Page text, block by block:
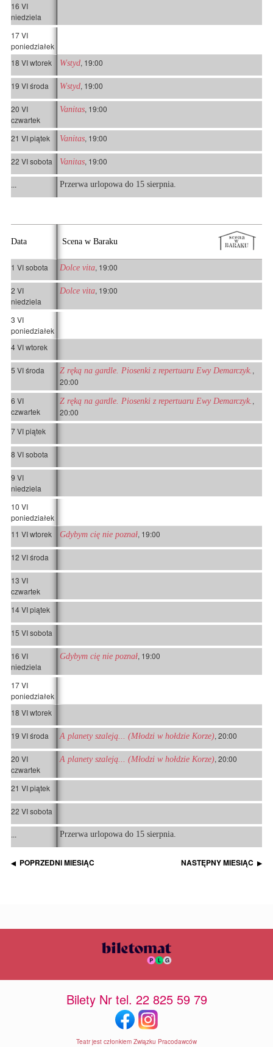
16 VI
niedziela
17 VI
poniedziałek
18 VI wtorek
Wstyd, 19:00
19 VI środa Wstyd, 19:00
20 VI
czwartek
Vanitas, 19:00
21 VI piątek Vanitas, 19:00
22 VI sobota Vanitas, 19:00
... Przerwa urlopowa do 15 sierpnia.
Data Scena w Baraku
1 VI sobota Dolce vita, 19:00
2 VI
niedziela
Dolce vita, 19:00
3 VI
poniedziałek
4 VI wtorek
5 VI środa Z ręką na gardle. Piosenki z repertuaru Ewy Demarczyk. ,
20:00
6 VI
czwartek
Z ręką na gardle. Piosenki z repertuaru Ewy Demarczyk. ,
20:00
7 VI piątek
8 VI sobota
9 VI
niedziela
10 VI
poniedziałek
11 VI wtorek
Gdybym cię nie poznał, 19:00
12 VI środa
13 VI
czwartek
14 VI piątek
15 VI sobota
16 VI
niedziela
Gdybym cię nie poznał, 19:00
17 VI
poniedziałek
18 VI wtorek
19 VI środa A planety szaleją... (Młodzi w hołdzie Korze), 20:00
20 VI
czwartek
A planety szaleją... (Młodzi w hołdzie Korze), 20:00
21 VI piątek
22 VI sobota
... Przerwa urlopowa do 15 sierpnia.
◀ POPRZEDNI MIESIĄC NASTĘPNY MIESIĄC ▶
Bilety Nr tel. 22 825 59 79
Teatr jest członkiem Związku Pracodawców